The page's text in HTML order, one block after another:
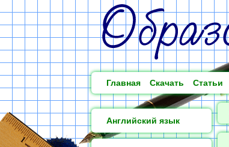
Главная Скачать Статьи
Английский язык